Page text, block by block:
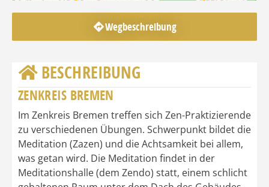
Wegbeschreibung
BESCHREIBUNG
ZENKREIS BREMEN
Im Zenkreis Bremen treffen sich Zen-Praktizierende
zu verschiedenen Übungen. Schwerpunkt bildet die
Meditation (Zazen) und die Achtsamkeit bei allem,
was getan wird. Die Meditation findet in der
Meditationshalle (dem Zendo) statt, einem schlicht